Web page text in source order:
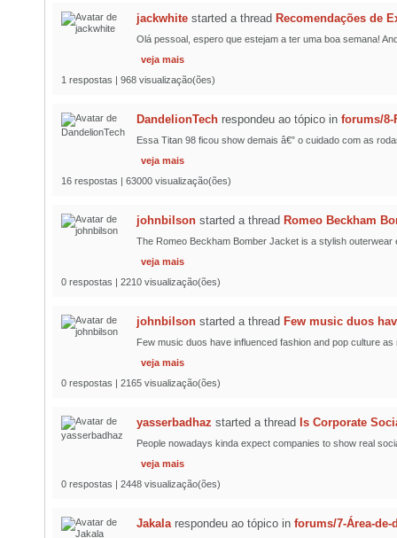
jackwhite started a thread Recomendações de
Olá pessoal, espero que estejam a ter uma boa semana!
veja mais
1 respostas | 968 visualização(ões)
DandelionTech respondeu ao tópico in forums/8-
Essa Titan 98 ficou show demais â€” o cuidado com as
veja mais
16 respostas | 63000 visualização(ões)
johnbilson started a thread Romeo Beckham
The Romeo Beckham Bomber Jacket is a stylish outerwear
veja mais
0 respostas | 2210 visualização(ões)
johnbilson started a thread Few music duos
Few music duos have influenced fashion and pop culture
veja mais
0 respostas | 2165 visualização(ões)
yasserbadhaz started a thread Is Corporate
People nowadays kinda expect companies to show real
veja mais
0 respostas | 2448 visualização(ões)
Jakalarespondeu ao tópico in forums/7-Área-de-